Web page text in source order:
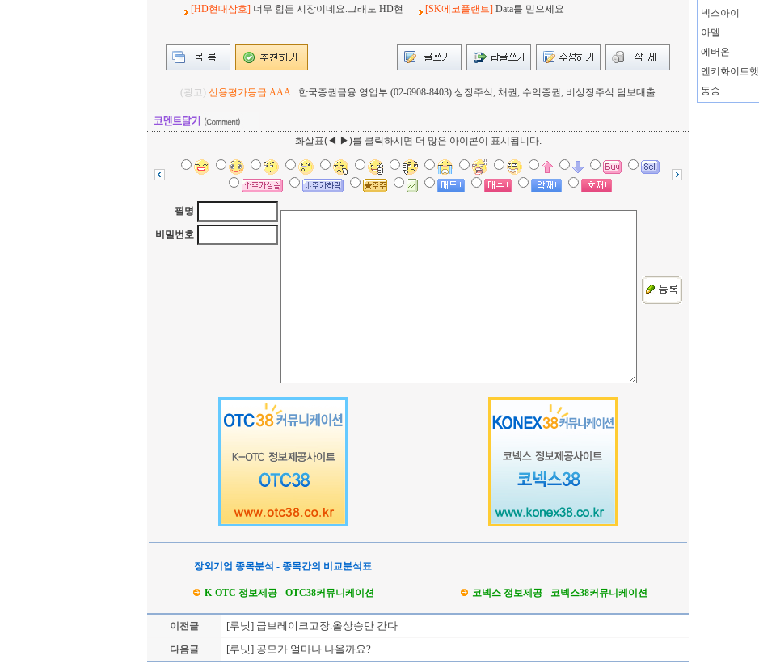
[HD현대삼호] 너무 힘든 시장이네요.그래도 HD현 [SK에코플랜트] Data를 믿으세요
(광고) 신용평가등급 AAA 한국증권금융 영업부 (02-6908-8403) 상장주식, 채권, 수익증권, 비상장주식 담보대출
화살표(◀ ▶)를 클릭하시면 더 많은 아이콘이 표시됩니다.
필명
비밀번호
장외기업 종목분석 - 종목간의 비교분석표
K-OTC 정보제공 - OTC38커뮤니케이션 코넥스 정보제공 - 코넥스38커뮤니케이션
이전글 [루닛] 급브레이크고장.올상승만 간다
다음글 [루닛] 공모가 얼마나 나올까요?
넥스아이
아델
에버온
엔키화이트햇
동승